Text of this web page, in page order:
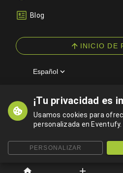
¡Tu privacidad es
Usamos cookies para
personalizada en Eventufy.
PERSONALIZAR
Blog
INICIO DE
Español